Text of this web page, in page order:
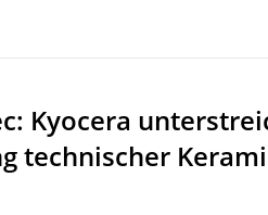
Kyocera
technischer